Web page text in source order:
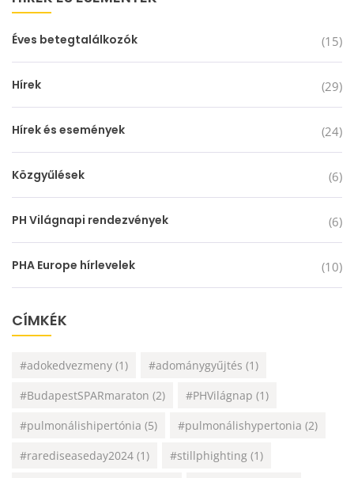
Éves betegtalálkozók (15)
Hírek (29)
Hírek és események (24)
Közgyűlések (6)
PH Világnapi rendezvények (6)
PHA Europe hírlevelek (10)
CÍMKÉK
#adokedvezmeny (1) #adománygyűjtés (1)
#BudapestSPARmaraton (2) #PHVilágnap (1)
#pulmonálishipertónia (5) #pulmonálishypertonia (2)
#rarediseaseday2024 (1) #stillphighting (1)